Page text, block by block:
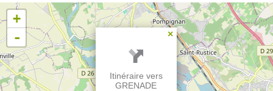
×
Itinéraire vers
GRENADE
+
-